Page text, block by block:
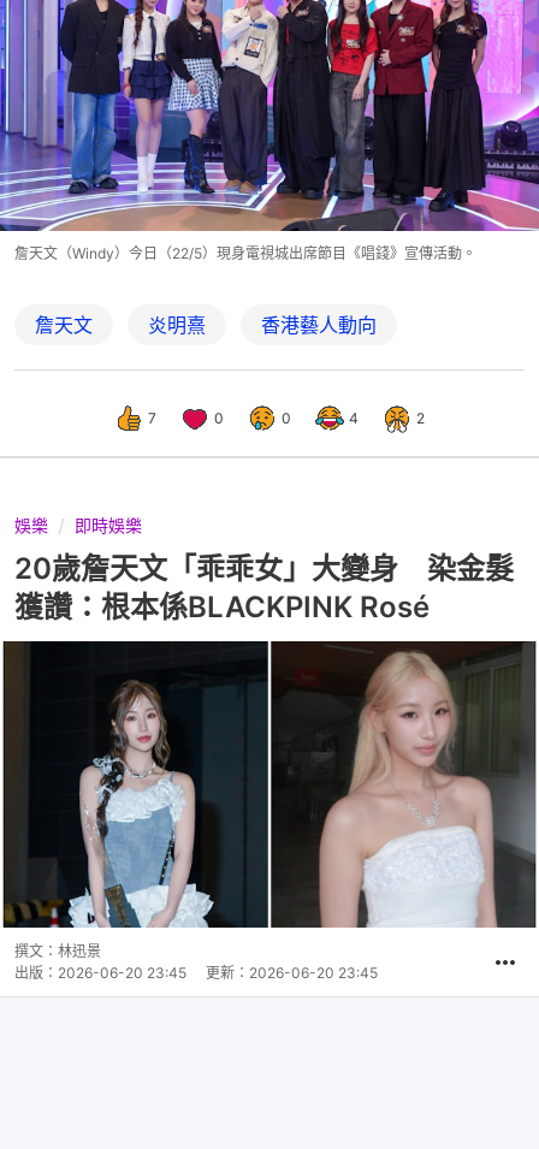
詹天文（Windy）今日（22/5）現身電視城出席節目《唱錢》宣傳活動。
詹天文 炎明熹 香港藝人動向
7 0 0 4 2
娛樂 即時娛樂
20歲詹天文「乖乖女」大變身 染金髮
獲讚：根本係BLACKPINK Rosé
撰文： 林迅景
出版： 2026-06-20 23:45 更新： 2026-06-20 23:45